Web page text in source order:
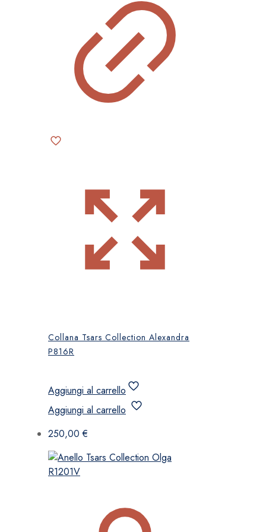
Collana Tsars Collection Alexandra
P816R
Aggiungi al carrello
Aggiungi al carrello
250,00€